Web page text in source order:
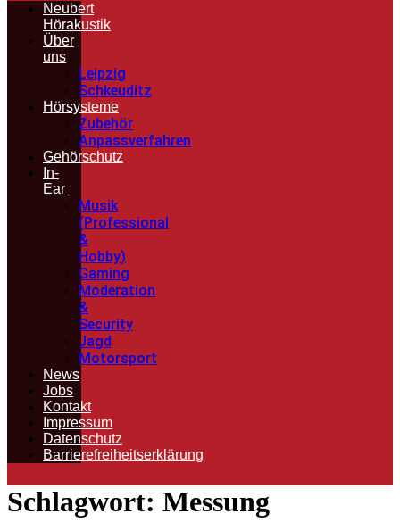
Neubert
Hörakustik
Über
uns
Leipzig
Schkeuditz
Hörsysteme
Zubehör
Anpassverfahren
Gehörschutz
In-
Ear
Musik
(Professional
&
Hobby)
Gaming
Moderation
&
Security
Jagd
Motorsport
News
Jobs
Kontakt
Impressum
Datenschutz
Barrierefreiheitserklärung
Schlagwort: Messung